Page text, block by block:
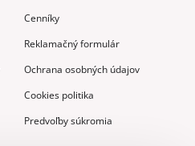
Cenníky
Reklamačný formulár
Ochrana osobných údajov
Cookies politika
Predvoľby súkromia